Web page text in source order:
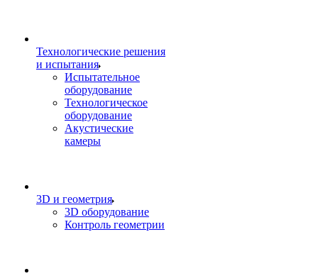
Технологические решения
и испытания
Испытательное
оборудование
Технологическое
оборудование
Акустические
камеры
3D и геометрия
3D оборудование
Контроль геометрии